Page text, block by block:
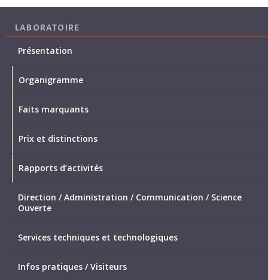
LABORATOIRE
Présentation
Organigramme
Faits marquants
Prix et distinctions
Rapports d’activités
Direction / Administration / Communication / Science
Ouverte
Services techniques et technologiques
Infos pratiques / Visiteurs